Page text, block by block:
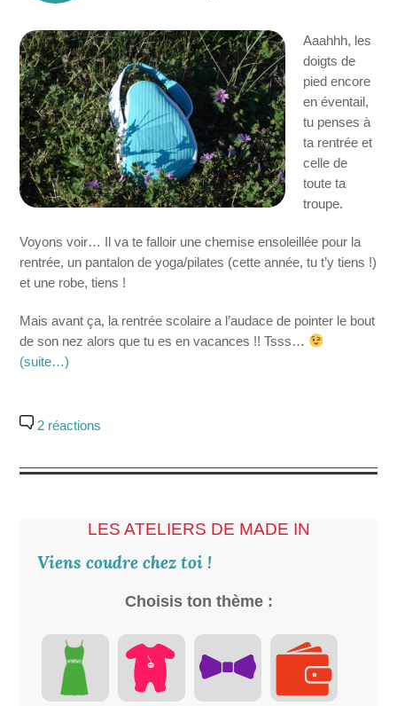
Aaahhh, les
doigts de
pied encore
en éventail,
tu penses à
ta rentrée et
celle de
toute ta
troupe.
Voyons voir… Il va te falloir une chemise ensoleillée pour la
rentrée, un pantalon de yoga/pilates (cette année, tu t’y tiens !)
et une robe, tiens !
Mais avant ça, la rentrée scolaire a l’audace de pointer le bout
de son nez alors que tu es en vacances !! Tsss…
(suite…)
2 réactions
LES ATELIERS DE MADE IN
Viens coudre chez toi !
Choisis ton thème :